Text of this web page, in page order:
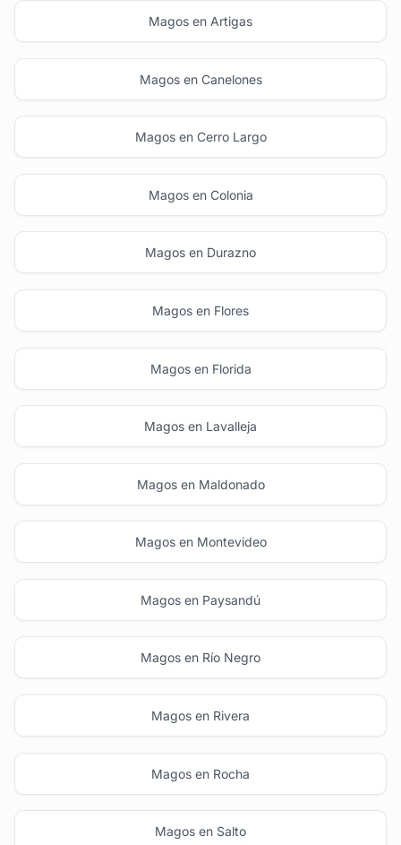
Magos en Artigas
Magos en Canelones
Magos en Cerro Largo
Magos en Colonia
Magos en Durazno
Magos en Flores
Magos en Florida
Magos en Lavalleja
Magos en Maldonado
Magos en Montevideo
Magos en Paysandú
Magos en Río Negro
Magos en Rivera
Magos en Rocha
Magos en Salto